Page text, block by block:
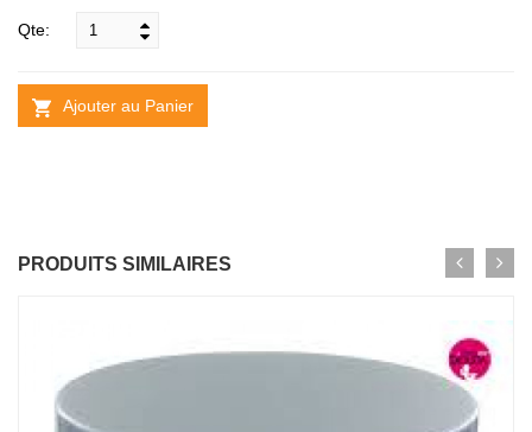
Qte:
Ajouter au Panier
PRODUITS SIMILAIRES